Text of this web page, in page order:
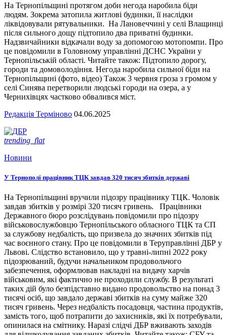
На Тернопільщині протягом доби негода наробила біди
людям. Зокрема затопила житлові будинки, її наслідки
ліквідовували рятувальники. На Лановеччині у селі Влащинці
після сильного дощу підтопило два приватні будинки.
Надзвичайники відкачали воду за допомогою мотопомпи. Про
це повідомили в Головному управлінні ДСНС України у
Тернопільській області. Читайте також: Підтопило дорогу,
городи та домоволодіння. Негода наробила сильної біди на
Тернопільщині (фото, відео) Також 3 червня гроза з громом у
селі Синява перетворили людські городи на озера, а у
Чернихівцях частково обвалився міст.
Редакція Терміново 04.06.2025
trending_flat
Новини
У Тернополі працівник ТЦК завдав 320 тисяч збитків державі
На Тернопільщині вручили підозру працівнику ТЦК. Чоловік
завдав збитків у розмірі 320 тисяч гривень. Працівники
Державного бюро розслідувань повідомили про підозру
військовослужбовцю Тернопільського обласного ТЦК та СП
за службову недбалість, що призвела до значних збитків під
час воєнного стану. Про це повідомили в Теруправлінні ДБР у
Львові. Слідство встановило, що у травні-липні 2022 року
підозрюваний, будучи начальником продовольчого
забезпечення, оформлював накладні на видачу харчів
військовим, які фактично не проходили службу. В результаті
таких дій було безпідставно видано продовольство на понад 3
тисячі осіб, що завдало державі збитків на суму майже 320
тисяч гривень. Через недбалість посадовця, частина продуктів,
замість того, щоб потрапити до захисників, які їх потребували,
опинилася на смітнику. Наразі слідчі ДБР вживають заходів